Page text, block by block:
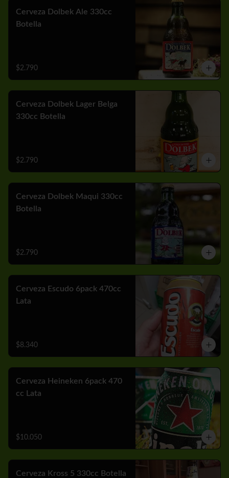
Cerveza Dolbek Ale 330cc
Botella
$2.790
Cerveza Dolbek Lager Belga
330cc Botella
$2.790
Cerveza Dolbek Maqui 330cc
Botella
$2.790
Cerveza Escudo 6pack 470cc
Lata
$8.340
Cerveza Heineken 6pack 470
cc Lata
$10.050
Cerveza Kross 5 330cc Botella